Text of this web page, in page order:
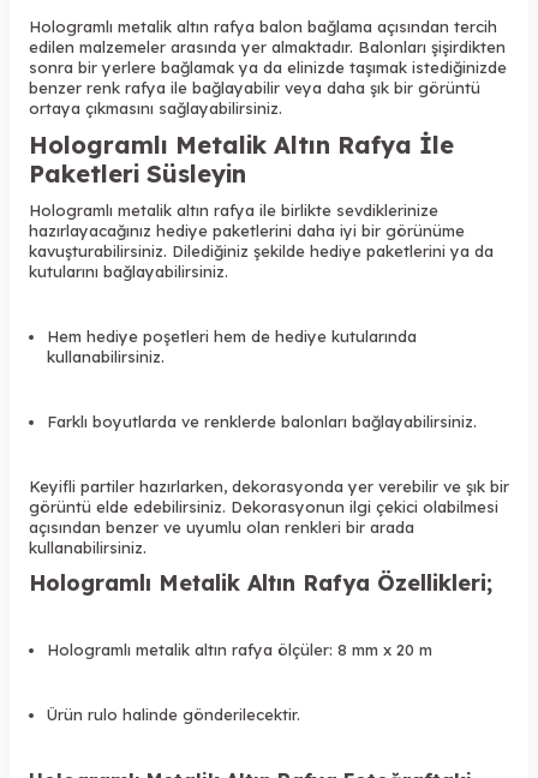
Hologramlı metalik altın rafya balon bağlama açısından tercih
edilen malzemeler arasında yer almaktadır. Balonları şişirdikten
sonra bir yerlere bağlamak ya da elinizde taşımak istediğinizde
benzer renk rafya ile bağlayabilir veya daha şık bir görüntü
ortaya çıkmasını sağlayabilirsiniz.
Hologramlı Metalik Altın Rafya İle
Paketleri Süsleyin
Hologramlı metalik altın rafya ile birlikte sevdiklerinize
hazırlayacağınız hediye paketlerini daha iyi bir görünüme
kavuşturabilirsiniz. Dilediğiniz şekilde hediye paketlerini ya da
kutularını bağlayabilirsiniz.
Hem hediye poşetleri hem de hediye kutularında
kullanabilirsiniz.
Farklı boyutlarda ve renklerde balonları bağlayabilirsiniz.
Keyifli partiler hazırlarken, dekorasyonda yer verebilir ve şık bir
görüntü elde edebilirsiniz. Dekorasyonun ilgi çekici olabilmesi
açısından benzer ve uyumlu olan renkleri bir arada
kullanabilirsiniz.
Hologramlı Metalik Altın Rafya Özellikleri;
Hologramlı metalik altın rafya ölçüler: 8 mm x 20 m
Ürün rulo halinde gönderilecektir.